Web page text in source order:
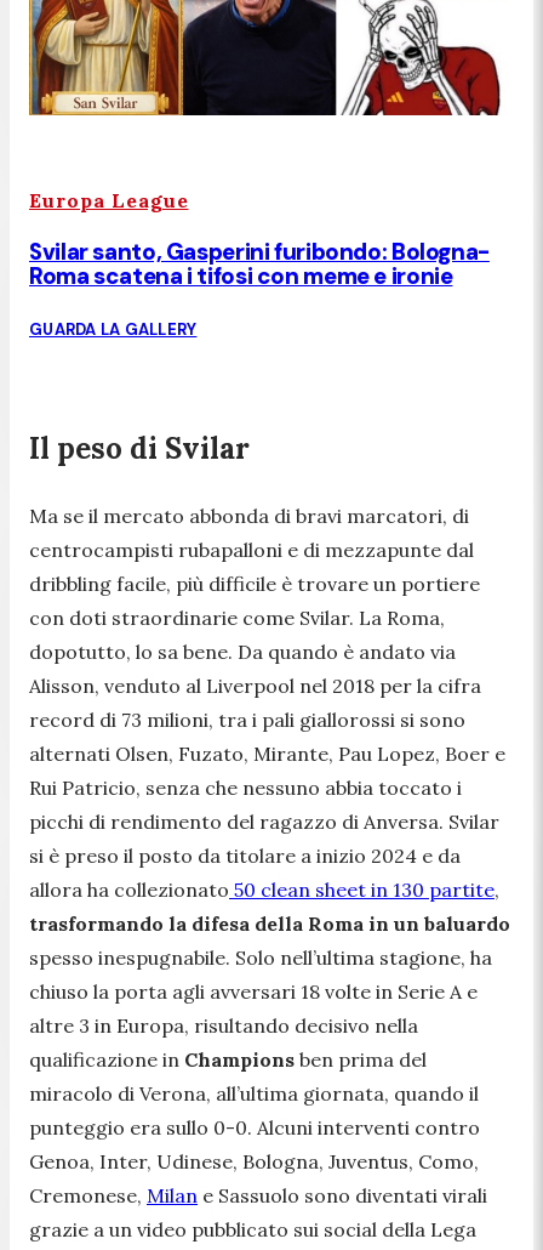
Europa League
Svilar santo, Gasperini furibondo: Bologna-
Roma scatena i tifosi con meme e ironie
GUARDA LA GALLERY
Il peso di Svilar
Ma se il mercato abbonda di bravi marcatori, di
centrocampisti rubapalloni e di mezzapunte dal
dribbling facile, più difficile è trovare un portiere
con doti straordinarie come Svilar. La Roma,
dopotutto, lo sa bene. Da quando è andato via
Alisson, venduto al Liverpool nel 2018 per la cifra
record di 73 milioni, tra i pali giallorossi si sono
alternati Olsen, Fuzato, Mirante, Pau Lopez, Boer e
Rui Patricio, senza che nessuno abbia toccato i
picchi di rendimento del ragazzo di Anversa. Svilar
si è preso il posto da titolare a inizio 2024 e da
allora ha collezionato 50 clean sheet in 130 partite,
trasformando la difesa della Roma in un baluardo
spesso inespugnabile. Solo nell’ultima stagione, ha
chiuso la porta agli avversari 18 volte in Serie A e
altre 3 in Europa, risultando decisivo nella
qualificazione in Champions ben prima del
miracolo di Verona, all’ultima giornata, quando il
punteggio era sullo 0-0. Alcuni interventi contro
Genoa, Inter, Udinese, Bologna, Juventus, Como,
Cremonese, Milan e Sassuolo sono diventati virali
grazie a un video pubblicato sui social della Lega